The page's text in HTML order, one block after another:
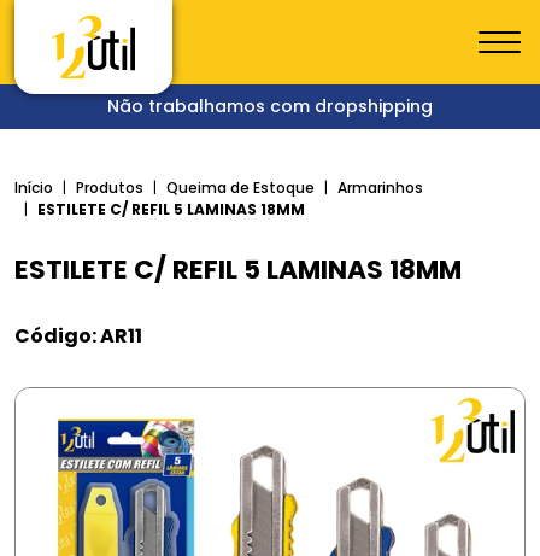
Não trabalhamos com dropshipping
Início Produtos Queima de Estoque
Armarinhos
ESTILETE C/ REFIL 5 LAMINAS 18MM
ESTILETE C/ REFIL 5 LAMINAS 18MM
Código: AR11